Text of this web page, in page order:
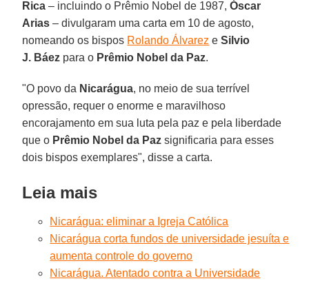
Rica – incluindo o Prêmio Nobel de 1987,Óscar
Arias – divulgaram uma carta em 10 de agosto,
nomeando os bispos Rolando Álvarez eSilvio
J. Báez para o Prêmio Nobel da Paz.
"O povo da Nicarágua, no meio de sua terrível
opressão, requer o enorme e maravilhoso
encorajamento em sua luta pela paz e pela liberdade
que o Prêmio Nobel da Paz significaria para esses
dois bispos exemplares", disse a carta.
Leia mais
Nicarágua: eliminar a Igreja Católica
Nicarágua corta fundos de universidade jesuíta e
aumenta controle do governo
Nicarágua. Atentado contra a Universidade